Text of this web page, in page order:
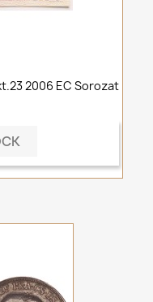
2006 EC Sorozat